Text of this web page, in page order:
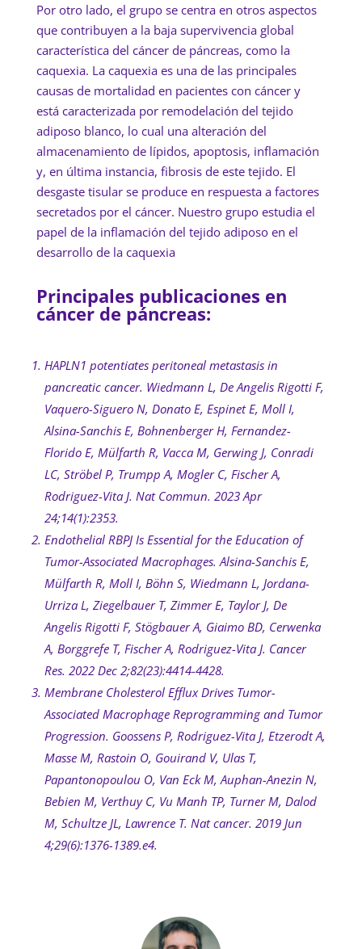
Por otro lado, el grupo se centra en otros aspectos
que contribuyen a la baja supervivencia global
característica del cáncer de páncreas, como la
caquexia. La caquexia es una de las principales
causas de mortalidad en pacientes con cáncer y
está caracterizada por remodelación del tejido
adiposo blanco, lo cual una alteración del
almacenamiento de lípidos, apoptosis, inflamación
y, en última instancia, fibrosis de este tejido. El
desgaste tisular se produce en respuesta a factores
secretados por el cáncer. Nuestro grupo estudia el
papel de la inflamación del tejido adiposo en el
desarrollo de la caquexia
Principales publicaciones en
cáncer de páncreas:
HAPLN1 potentiates peritoneal metastasis in
pancreatic cancer. Wiedmann L, De Angelis Rigotti F,
Vaquero-Siguero N, Donato E, Espinet E, Moll I,
Alsina-Sanchis E, Bohnenberger H, Fernandez-
Florido E, Mülfarth R, Vacca M, Gerwing J, Conradi
LC, Ströbel P, Trumpp A, Mogler C, Fischer A,
Rodriguez-Vita J. Nat Commun. 2023 Apr
24;14(1):2353.
Endothelial RBPJ Is Essential for the Education of
Tumor-Associated Macrophages. Alsina-Sanchis E,
Mülfarth R, Moll I, Böhn S, Wiedmann L, Jordana-
Urriza L, Ziegelbauer T, Zimmer E, Taylor J, De
Angelis Rigotti F, Stögbauer A, Giaimo BD, Cerwenka
A, Borggrefe T, Fischer A, Rodriguez-Vita J. Cancer
Res. 2022 Dec 2;82(23):4414-4428.
Membrane Cholesterol Efflux Drives Tumor-
Associated Macrophage Reprogramming and Tumor
Progression. Goossens P, Rodriguez-Vita J, Etzerodt A,
Masse M, Rastoin O, Gouirand V, Ulas T,
Papantonopoulou O, Van Eck M, Auphan-Anezin N,
Bebien M, Verthuy C, Vu Manh TP, Turner M, Dalod
M, Schultze JL, Lawrence T. Nat cancer. 2019 Jun
4;29(6):1376-1389.e4.